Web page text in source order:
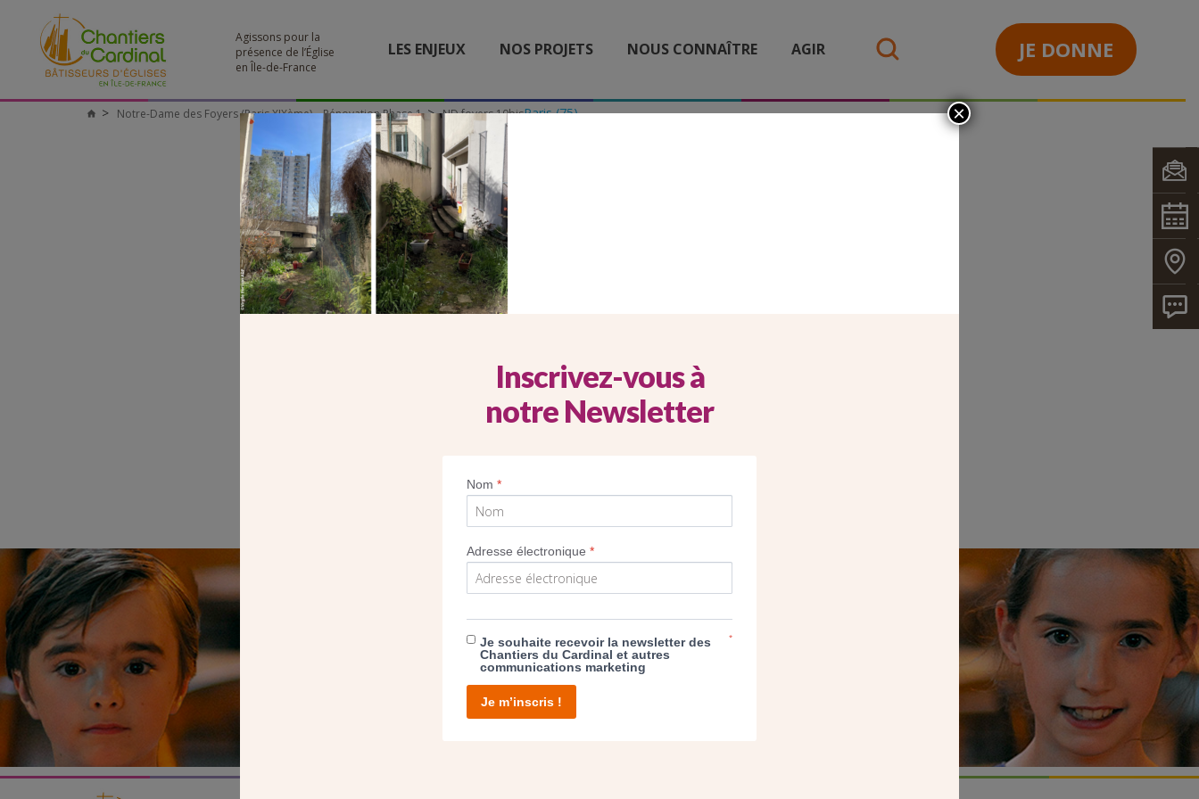
Agissons pour la
présence de l’Église
en Île-de-France
LES ENJEUX NOS PROJETS NOUS CONNAÎTRE AGIR JE DONNE
Chantiers
Paris (75)
Notre-Dame des Foyers (Paris XIXème) – Rénovation Phase 1 ND foyers 10bis
ND FOYERS 10BIS
SEUL VOTRE DON
NOUS PERMET D’AGIR
Inscrivez-vous à
notre Newsletter
Nom*
Adresse électronique*
Je souhaite recevoir la newsletter des
Chantiers du Cardinal et autres
communications marketing
*
Je m’inscris !
×